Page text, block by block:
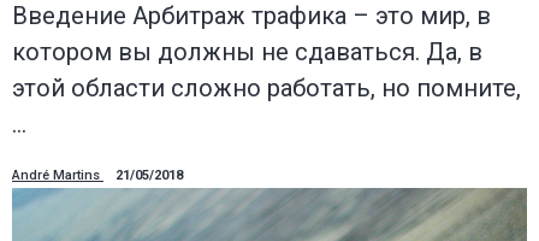
Введение Арбитраж трафика – это мир, в
котором вы должны не сдаваться. Да, в
этой области сложно работать, но помните,
…
André Martins 21/05/2018